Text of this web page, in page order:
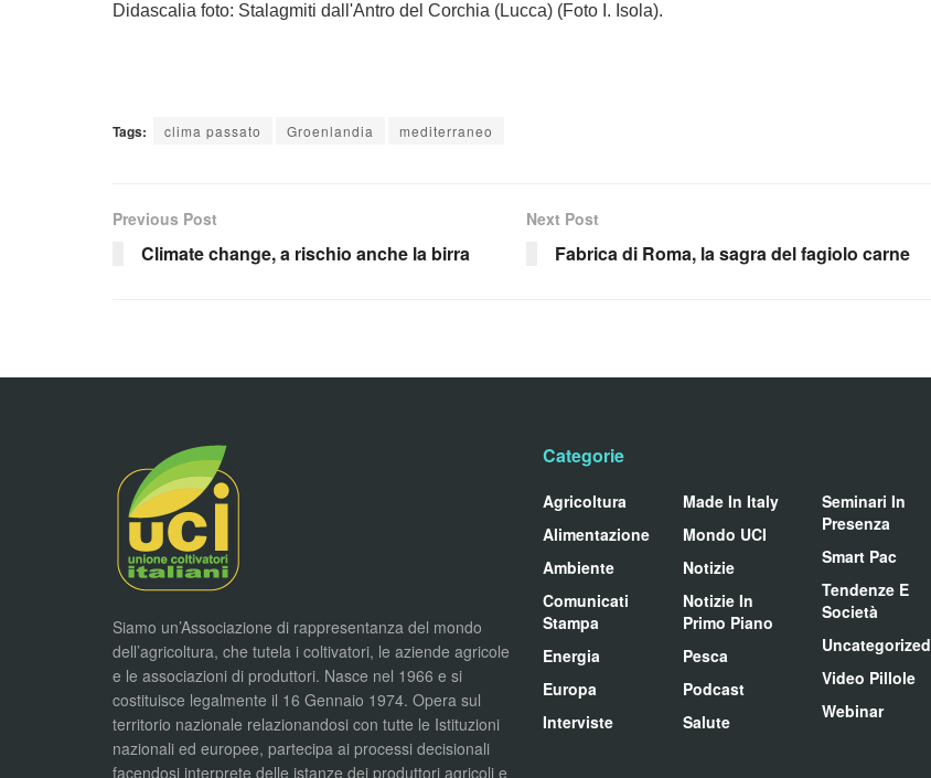
Didascalia foto: Stalagmiti dall'Antro del Corchia (Lucca) (Foto I. Isola).
Tags: clima passato Groenlandia mediterraneo
Previous Post
Climate change, a rischio anche la birra
Next Post
Fabrica di Roma, la sagra del fagiolo carne
Siamo un’Associazione di rappresentanza del mondo
dell’agricoltura, che tutela i coltivatori, le aziende agricole
e le associazioni di produttori. Nasce nel 1966 e si
costituisce legalmente il 16 Gennaio 1974. Opera sul
territorio nazionale relazionandosi con tutte le Istituzioni
nazionali ed europee, partecipa ai processi decisionali
facendosi interprete delle istanze dei produttori agricoli e
Categorie
Agricoltura
Alimentazione
Ambiente
Comunicati
Stampa
Energia
Europa
Interviste
Made In Italy
Mondo UCI
Notizie
Notizie In
Primo Piano
Pesca
Podcast
Salute
Seminari In
Presenza
Smart Pac
Tendenze E
Società
Uncategorized
Video Pillole
Webinar